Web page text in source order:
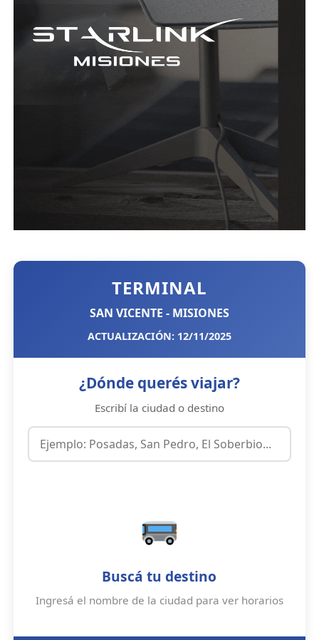
TERMINAL
SAN VICENTE - MISIONES
ACTUALIZACIÓN: 12/11/2025
¿Dónde querés viajar?
Escribí la ciudad o destino
Buscá tu destino
Ingresá el nombre de la ciudad para ver horarios